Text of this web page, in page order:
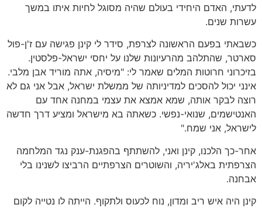
לדעתי, האדם היחידי בעולם שהיה מסוגל לחיות איתו במשך
עשרות שנים.
כשבאתי בפעם הראשונה לצרפת, סידר לי קינן פגישה עם ז'ן-פול
סארטר, שהתלהב מהרעיונות שלנו על יחסי ישראל-פלסטין.
בזיכרוני חרוטות המלים שאמר לי: "מיסיה, אתה מוריד אבן מלבי.
אינני יכול להסכים למדיניותה של ממשלת ישראל, אבל אני גם לא
רוצה לבקר אותה, שמא אמצא את עצמי במחנה אחד עם
האנטישמים, שנואי-נפשי. כשאתה בא מישראל ומציע דרך חדשה
לישראל, אני שמח."
אחר-כך הלכנו, קינן ואני, להשתתף בהפגנת-ענק נגד המלחמה
הצרפתית באלג'יריה, והשוטרים הצרפתיים הרביצו לשנינו בלי
אבחנה.
קינן היה איש ריב ומדון, נוח לכעוס ולתקוף. הייתה לו נטייה לקום